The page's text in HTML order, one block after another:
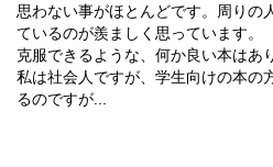
思わない事がほとんどです。周りの
ているのが羨ましく思っています。
克服できるような、何か良い本はあ
私は社会人ですが、学生向けの本の
るのですが...